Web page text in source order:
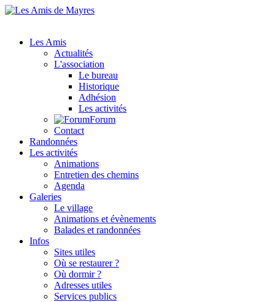
Les Amis
Actualités
L'association
Le bureau
Historique
Adhésion
Les activités
Forum
Contact
Randonnées
Les activités
Animations
Entretien des chemins
Agenda
Galeries
Le village
Animations et évènements
Balades et randonnées
Infos
Sites utiles
Où se restaurer ?
Où dormir ?
Adresses utiles
Services publics